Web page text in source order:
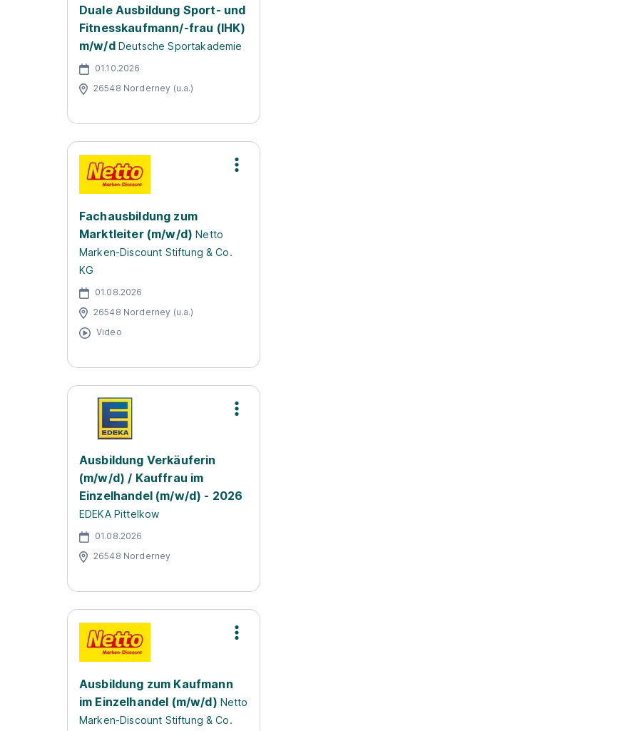
Duale Ausbildung Sport- und
Fitnesskaufmann/-frau (IHK)
m/w/d Deutsche Sportakademie
01.10.2026
26548 Norderney (u.a.)
Fachausbildung zum
Marktleiter (m/w/d) Netto
Marken-Discount Stiftung & Co.
KG
01.08.2026
26548 Norderney (u.a.)
Video
Ausbildung Verkäuferin
(m/w/d) / Kauffrau im
Einzelhandel (m/w/d) - 2026
EDEKA Pittelkow
01.08.2026
26548 Norderney
Ausbildung zum Kaufmann
im Einzelhandel (m/w/d) Netto
Marken-Discount Stiftung & Co.